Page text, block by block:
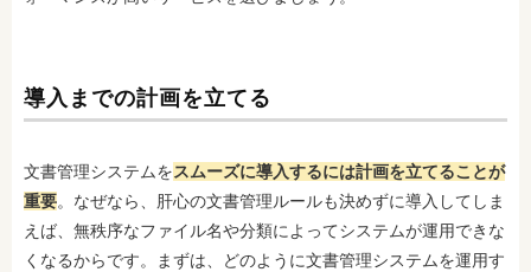
導入までの計画を立てる
文書管理システムをスムーズに導入するには計画を立てることが
重要。なぜなら、肝心の文書管理ルールも決めずに導入してしま
えば、無秩序なファイル名や分類によってシステムが運用できな
くなるからです。まずは、どのように文書管理システムを運用す